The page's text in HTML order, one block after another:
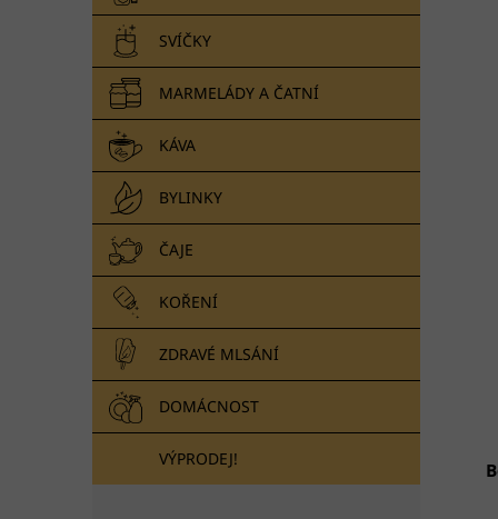
SVÍČKY
MARMELÁDY A ČATNÍ
KÁVA
BYLINKY
ČAJE
KOŘENÍ
ZDRAVÉ MLSÁNÍ
DOMÁCNOST
VÝPRODEJ!